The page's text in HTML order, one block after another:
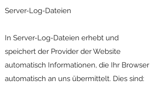
Server-Log-Dateien
In Server-Log-Dateien erhebt und
speichert der Provider der Website
automatisch Informationen, die Ihr Browser
automatisch an uns übermittelt. Dies sind: